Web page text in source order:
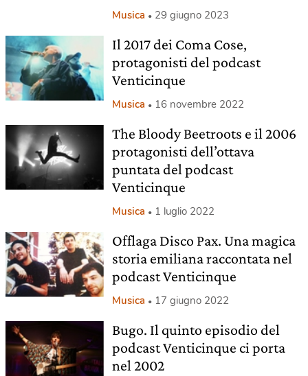
Musica 29 giugno 2023
Il 2017 dei Coma Cose,
protagonisti del podcast
Venticinque
Musica 16 novembre 2022
The Bloody Beetroots e il 2006
protagonisti dell’ottava
puntata del podcast
Venticinque
Musica 1 luglio 2022
Offlaga Disco Pax. Una magica
storia emiliana raccontata nel
podcast Venticinque
Musica 17 giugno 2022
Bugo. Il quinto episodio del
podcast Venticinque ci porta
nel 2002